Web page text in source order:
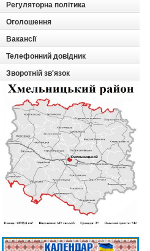
Регуляторна політика
Оголошення
Вакансії
Телефонний довідник
Зворотній зв'язок